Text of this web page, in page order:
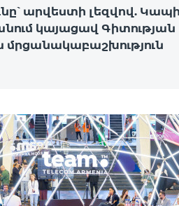
արվեստի լեզվով.
կայացավ Գիտության